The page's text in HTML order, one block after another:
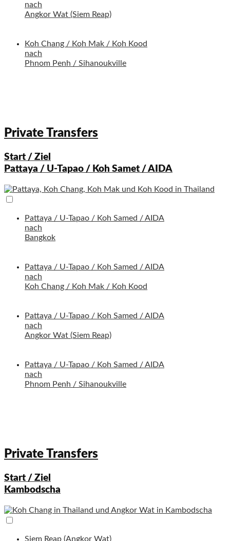
nach
Angkor Wat (Siem Reap)
Koh Chang / Koh Mak / Koh Kood
nach
Phnom Penh / Sihanoukville
Private Transfers
Start / Ziel
Pattaya / U-Tapao / Koh Samet / AIDA
Pattaya / U-Tapao / Koh Samed / AIDA
nach
Bangkok
Pattaya / U-Tapao / Koh Samed / AIDA
nach
Koh Chang / Koh Mak / Koh Kood
Pattaya / U-Tapao / Koh Samed / AIDA
nach
Angkor Wat (Siem Reap)
Pattaya / U-Tapao / Koh Samed / AIDA
nach
Phnom Penh / Sihanoukville
Private Transfers
Start / Ziel
Kambodscha
Siem Reap (Angkor Wat)